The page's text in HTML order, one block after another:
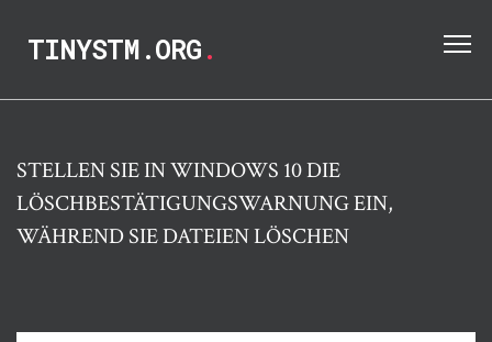
TINYSTM.ORG.
STELLEN SIE IN WINDOWS 10 DIE
LÖSCHBESTÄTIGUNGSWARNUNG EIN,
WÄHREND SIE DATEIEN LÖSCHEN